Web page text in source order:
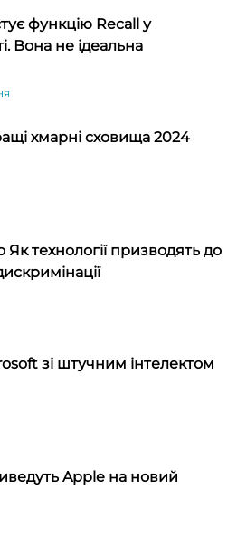
функцію Recall у
Вона не ідеальна
хмарні сховища 2024
технології призводять до
зі штучним інтелектом
Apple на новий